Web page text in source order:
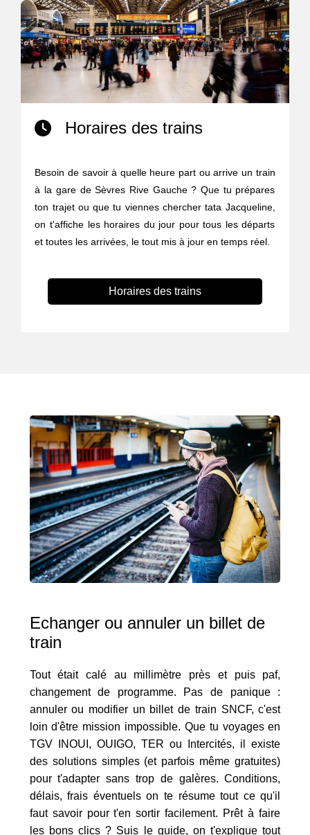
Horaires des trains
Besoin de savoir à quelle heure part ou arrive un train
à la gare de Sèvres Rive Gauche ? Que tu prépares
ton trajet ou que tu viennes chercher tata Jacqueline,
on t'affiche les horaires du jour pour tous les départs
et toutes les arrivées, le tout mis à jour en temps réel.
Horaires des trains
Echanger ou annuler un billet de
train
Tout était calé au millimètre près et puis paf,
changement de programme. Pas de panique :
annuler ou modifier un billet de train SNCF, c'est
loin d'être mission impossible. Que tu voyages en
TGV INOUI, OUIGO, TER ou Intercités, il existe
des solutions simples (et parfois même gratuites)
pour t'adapter sans trop de galères. Conditions,
délais, frais éventuels on te résume tout ce qu'il
faut savoir pour t'en sortir facilement. Prêt à faire
les bons clics ? Suis le guide, on t'explique tout